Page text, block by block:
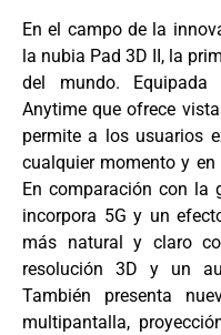
En el campo de la
la nubia Pad 3D II, la
del mundo. Equipada
Anytime que ofrece
permite a los usuarios
cualquier momento y
En comparación con la
incorpora 5G y un
más natural y claro
resolución 3D y un
También presenta
multipantalla,